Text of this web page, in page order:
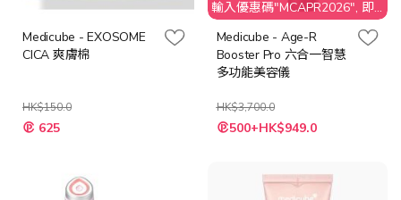
Medicube - EXOSOME
CICA 爽膚棉
HK$150.0
特
殊 625
輸入優惠碼"MCAPR2026", 即
享$50 折扣
Medicube - Age-R
Booster Pro 六合一智慧
多功能美容儀
HK$3,700.0
500+HK$949.0